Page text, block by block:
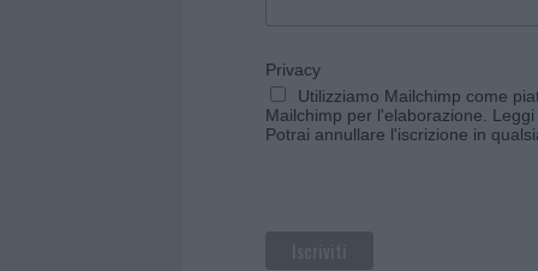
Privacy
Utilizziamo Mailchimp come
Mailchimp per l'elaborazione.
Potrai annullare l'iscrizione in